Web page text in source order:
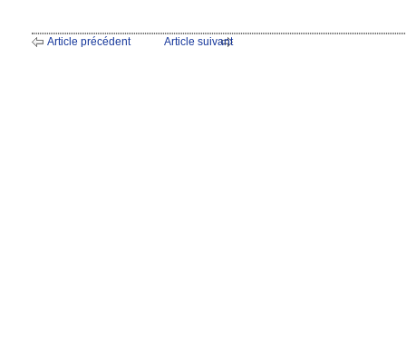
Article précédent Article suivant